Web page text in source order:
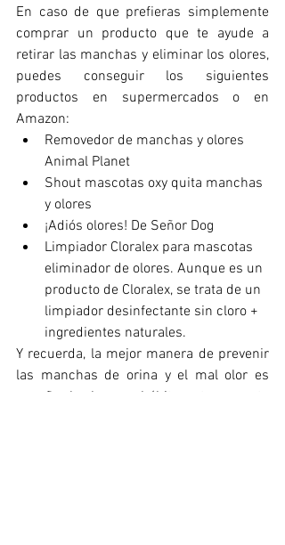
En caso de que prefieras simplemente
comprar un producto que te ayude a
retirar las manchas y eliminar los olores,
puedes conseguir los siguientes
productos en supermercados o en
Amazon:
Removedor de manchas y olores
Animal Planet
Shout mascotas oxy quita manchas
y olores
¡Adiós olores! De Señor Dog
Limpiador Cloralex para mascotas
eliminador de olores. Aunque es un
producto de Cloralex, se trata de un
limpiador desinfectante sin cloro +
ingredientes naturales.
Y recuerda, la mejor manera de prevenir
las manchas de orina y el mal olor es
enseñar los buenos hábitos a tu mascota